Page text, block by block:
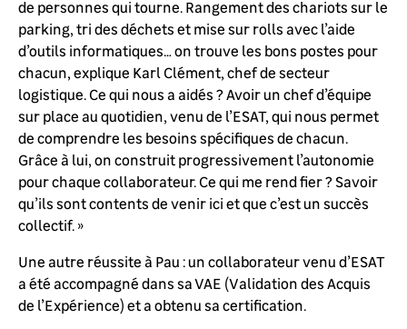
de personnes qui tourne. Rangement des chariots sur le
parking, tri des déchets et mise sur rolls avec l’aide
d’outils informatiques… on trouve les bons postes pour
chacun, explique Karl Clément, chef de secteur
logistique. Ce qui nous a aidés ? Avoir un chef d’équipe
sur place au quotidien, venu de l’ESAT, qui nous permet
de comprendre les besoins spécifiques de chacun.
Grâce à lui, on construit progressivement l’autonomie
pour chaque collaborateur. Ce qui me rend fier ? Savoir
qu’ils sont contents de venir ici et que c’est un succès
collectif. »
Une autre réussite à Pau : un collaborateur venu d’ESAT
a été accompagné dans sa VAE (Validation des Acquis
de l’Expérience) et a obtenu sa certification.